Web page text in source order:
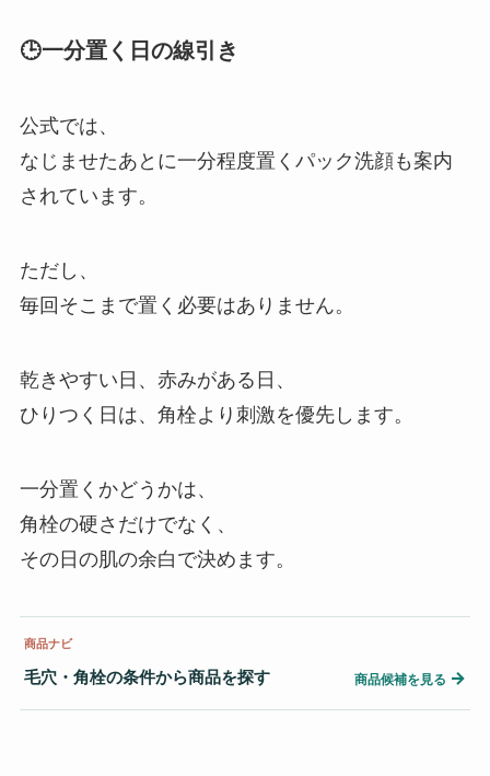
🕒一分置く日の線引き
公式では、
なじませたあとに一分程度置くパック洗顔も案内
されています。
ただし、
毎回そこまで置く必要はありません。
乾きやすい日、赤みがある日、
ひりつく日は、角栓より刺激を優先します。
一分置くかどうかは、
角栓の硬さだけでなく、
その日の肌の余白で決めます。
商品ナビ
毛穴・角栓の条件から商品を探す 商品候補を見る →